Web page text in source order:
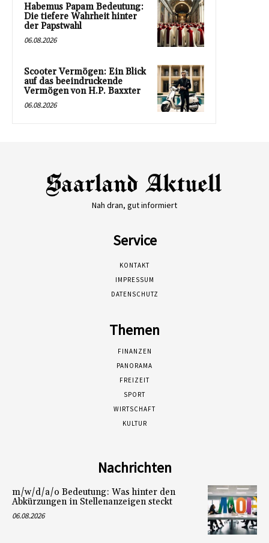
Habemus Papam Bedeutung:
Die tiefere Wahrheit hinter
der Papstwahl
06.08.2026
Scooter Vermögen: Ein Blick
auf das beeindruckende
Vermögen von H.P. Baxxter
06.08.2026
Nah dran, gut informiert
Service
KONTAKT
IMPRESSUM
DATENSCHUTZ
Themen
FINANZEN
PANORAMA
FREIZEIT
SPORT
WIRTSCHAFT
KULTUR
Nachrichten
m/w/d/a/o Bedeutung: Was hinter den
Abkürzungen in Stellenanzeigen steckt
06.08.2026